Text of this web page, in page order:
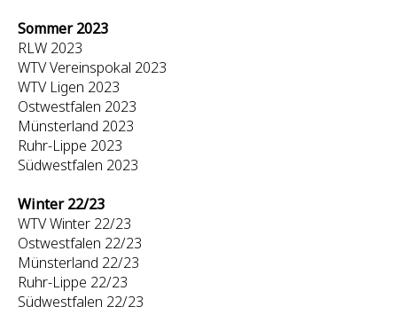
Sommer 2023
RLW 2023
WTV Vereinspokal 2023
WTV Ligen 2023
Ostwestfalen 2023
Münsterland 2023
Ruhr-Lippe 2023
Südwestfalen 2023
Winter 22/23
WTV Winter 22/23
Ostwestfalen 22/23
Münsterland 22/23
Ruhr-Lippe 22/23
Südwestfalen 22/23